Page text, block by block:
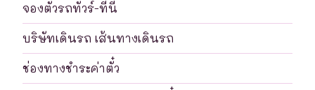
จองตั๋วรถทัวร์-ที่นี่
บริษัทเดินรถ เส้นทางเดินรถ
ช่องทางชำระค่าตั๋ว